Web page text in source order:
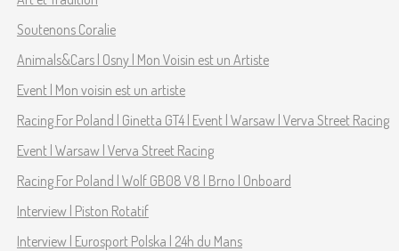
Soutenons Coralie
Animals&Cars | Osny | Mon Voisin est un Artiste
Event | Mon voisin est un artiste
Racing For Poland | Ginetta GT4 | Event | Warsaw | Verva Street Racing
Event | Warsaw | Verva Street Racing
Racing For Poland | Wolf GB08 V8 | Brno | Onboard
Interview | Piston Rotatif
Interview | Eurosport Polska | 24h du Mans